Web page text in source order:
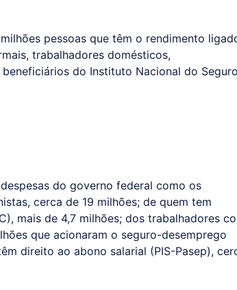
pessoas que têm o rendimento
trabalhadores domésticos,
do Instituto Nacional do Seguro
do governo federal como os
cerca de 19 milhões; de quem tem
mais de 4,7 milhões; dos trabalhadores
que acionaram o seguro-desemprego
direito ao abono salarial (PIS-Pasep),